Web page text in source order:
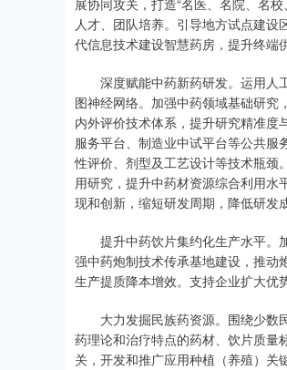
展协同攻关，打造“名医、名院、名
人才、团队培养。引导地方试点建
代信息技术建设智慧药房，提升终端
深度赋能中药新药研发。运用人
图神经网络。加强中药领域基础研
内外评价技术体系，提升研究精准
服务平台、制造业中试平台等公共
性评价、剂型及工艺设计等技术瓶颈
用研究，提升中药材资源综合利用
现和创新，缩短研发周期，降低研发
提升中药饮片集约化生产水平。
强中药炮制技术传承基地建设，推动
生产提质降本增效。支持企业扩大优
大力发掘民族药资源。围绕少数
药理论和治疗特点的药材、饮片质量
关，开发和推广应用种植（养殖）关